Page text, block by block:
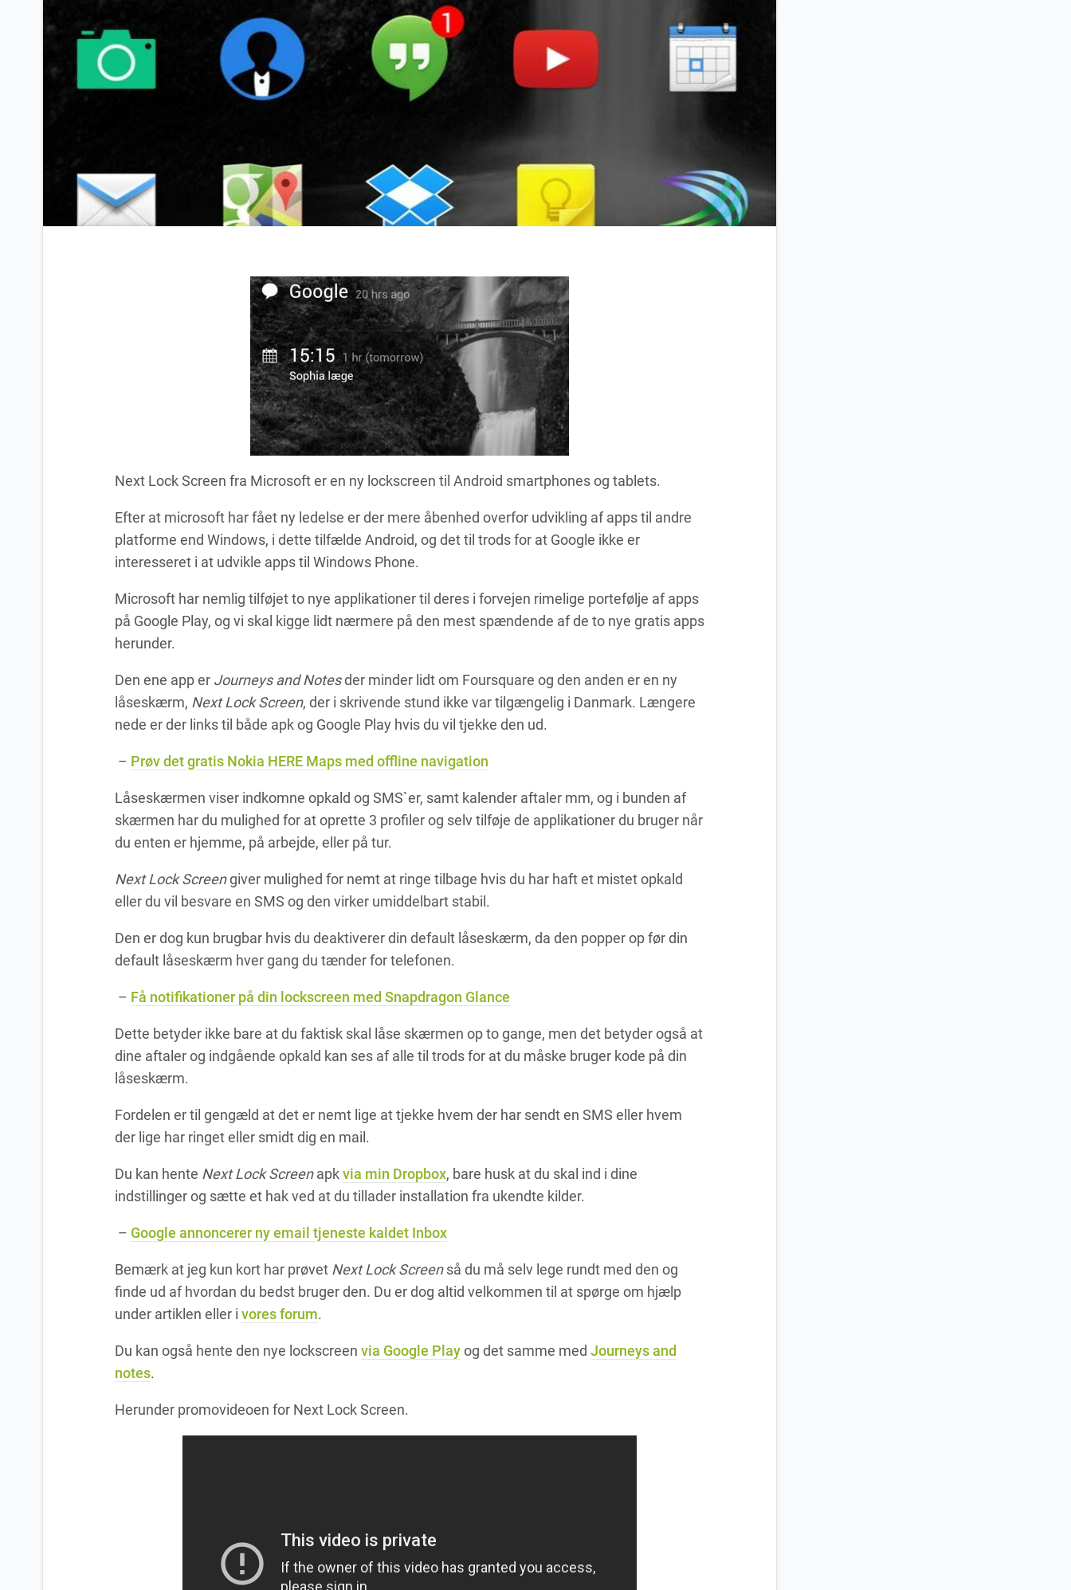
Next Lock Screen fra Microsoft er en ny lockscreen til Android smartphones og tablets.
Efter at microsoft har fået ny ledelse er der mere åbenhed overfor udvikling af apps til andre
platforme end Windows, i dette tilfælde Android, og det til trods for at Google ikke er
interesseret i at udvikle apps til Windows Phone.
Microsoft har nemlig tilføjet to nye applikationer til deres i forvejen rimelige portefølje af apps
på Google Play, og vi skal kigge lidt nærmere på den mest spændende af de to nye gratis apps
herunder.
Den ene app er Journeys and Notesder minder lidt om Foursquare og den anden er en ny
låseskærm, Next Lock Screen, der i skrivende stund ikke var tilgængelig i Danmark. Længere
nede er der links til både apk og Google Play hvis du vil tjekke den ud.
– Prøv det gratis Nokia HERE Maps med offline navigation
Låseskærmen viser indkomne opkald og SMS`er, samt kalender aftaler mm, og i bunden af
skærmen har du mulighed for at oprette 3 profiler og selv tilføje de applikationer du bruger når
du enten er hjemme, på arbejde, eller på tur.
Next Lock Screengiver mulighed for nemt at ringe tilbage hvis du har haft et mistet opkald
eller du vil besvare en SMS og den virker umiddelbart stabil.
Den er dog kun brugbar hvis du deaktiverer din default låseskærm, da den popper op før din
default låseskærm hver gang du tænder for telefonen.
– Få notifikationer på din lockscreen med Snapdragon Glance
Dette betyder ikke bare at du faktisk skal låse skærmen op to gange, men det betyder også at
dine aftaler og indgående opkald kan ses af alle til trods for at du måske bruger kode på din
låseskærm.
Fordelen er til gengæld at det er nemt lige at tjekke hvem der har sendt en SMS eller hvem
der lige har ringet eller smidt dig en mail.
Du kan hente Next Lock Screenapkvia min Dropbox, bare husk at du skal ind i dine
indstillinger og sætte et hak ved at du tillader installation fra ukendte kilder.
– Google annoncerer ny email tjeneste kaldet Inbox
Bemærk at jeg kun kort har prøvet Next Lock Screenså du må selv lege rundt med den og
finde ud af hvordan du bedst bruger den. Du er dog altid velkommen til at spørge om hjælp
under artiklen eller i vores forum.
Du kan også hente den nye lockscreen via Google Playog det samme med Journeys and
notes.
Herunder promovideoen for Next Lock Screen.